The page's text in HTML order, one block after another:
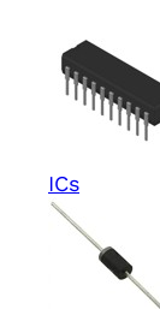
ICs